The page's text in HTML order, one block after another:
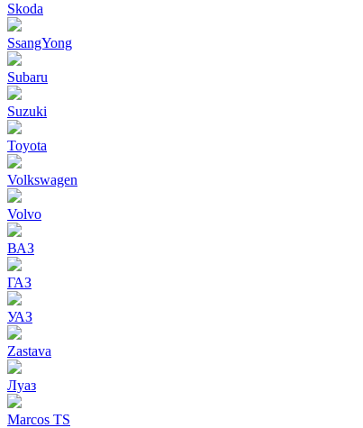
Skoda
SsangYong
Subaru
Suzuki
Toyota
Volkswagen
Volvo
ВАЗ
ГАЗ
УАЗ
Zastava
Луаз
Marcos TS